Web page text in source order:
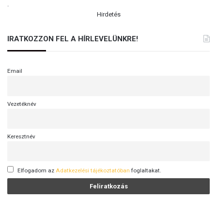
.
Hirdetés
IRATKOZZON FEL A HÍRLEVELÜNKRE!
Email
Vezetéknév
Keresztnév
Elfogadom az Adatkezelési tájékoztatóban foglaltakat.